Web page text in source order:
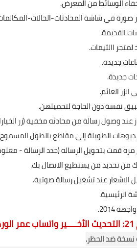
الوسائط من المعرض.
صورة في شاشة المحادثات-الحالات-
القديمة.
االثيمات.
جديدة.
جديدة.
العائم.
نفسة دون الحاجة لتحميلهن.
عند وصول رسالة من محادثه مخفية (زر
الطويلة إلى مقاطع بالطول
قمت بتحويل الرساله (حدد الرسالة -
من تحديد من يستطيع الاتصال بك.
الاشعار عند تشغيل رسالة صوتية.
2014.
نسخة ضد الحظر.